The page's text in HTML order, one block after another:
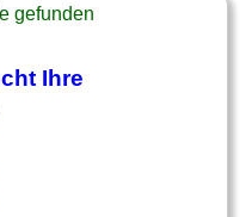
gefunden
Ihre